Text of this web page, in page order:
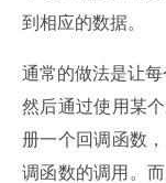
到相应的数据。
通常的做法是让
然后通过使用某
册一个回调函数
调函数的调用。